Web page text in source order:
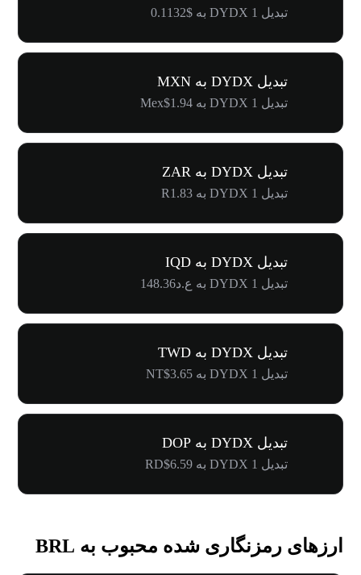
تبدیل 1 DYDX به $0.1132
تبدیل DYDX به MXN
تبدیل 1 DYDX به Mex$1.94
تبدیل DYDX به ZAR
تبدیل 1 DYDX به R1.83
تبدیل DYDX به IQD
تبدیل 1 DYDX به ع.د148.36
تبدیل DYDX به TWD
تبدیل 1 DYDX به NT$3.65
تبدیل DYDX به DOP
تبدیل 1 DYDX به RD$6.59
ارزهای رمزنگاری شده محبوب به BRL